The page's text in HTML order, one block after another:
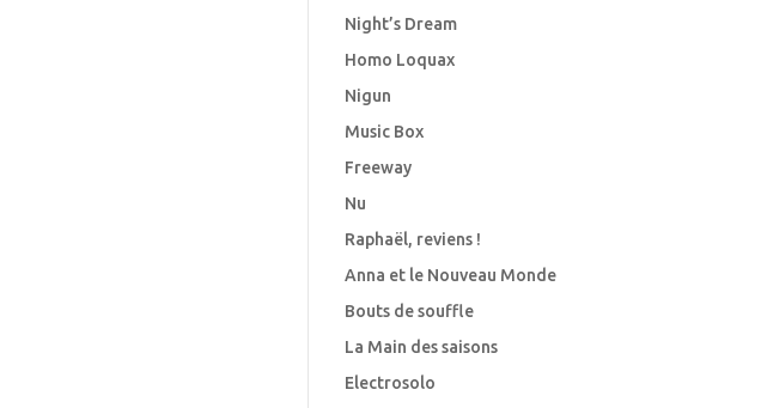
Night’s Dream
Homo Loquax
Nigun
Music Box
Freeway
Nu
Raphaël, reviens !
Anna et le Nouveau Monde
Bouts de souffle
La Main des saisons
Electrosolo